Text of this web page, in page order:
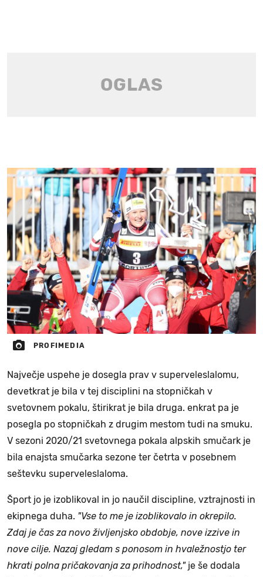
PROFIMEDIA
Največje uspehe je dosegla prav v superveleslalomu,
devetkrat je bila v tej disciplini na stopničkah v
svetovnem pokalu, štirikrat je bila druga. enkrat pa je
posegla po stopničkah z drugim mestom tudi na smuku.
V sezoni 2020/21 svetovnega pokala alpskih smučark je
bila enajsta smučarka sezone ter četrta v posebnem
seštevku superveleslaloma.
Šport jo je izoblikoval in jo naučil discipline, vztrajnosti in
ekipnega duha. "Vse to me je izoblikovalo in okrepilo.
Zdaj je čas za novo življenjsko obdobje, nove izzive in
nove cilje. Nazaj gledam s ponosom in hvaležnostjo ter
hkrati polna pričakovanja za prihodnost," je še dodala